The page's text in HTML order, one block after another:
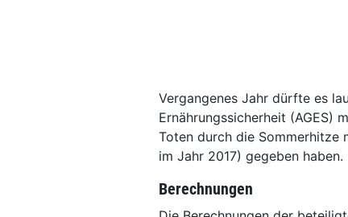
Vergangenes Jahr dürfte es
Ernährungssicherheit (AGES)
Toten durch die Sommerhitze
im Jahr 2017) gegeben
Berechnungen